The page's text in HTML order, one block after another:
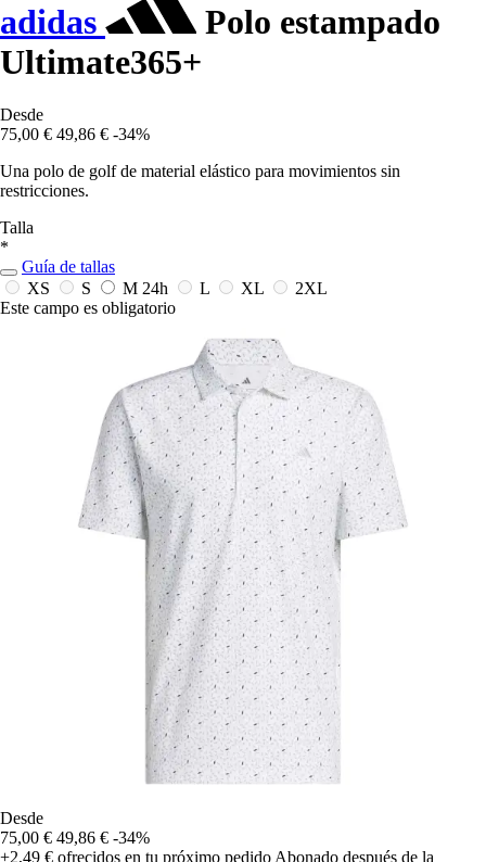
adidas
Polo estampado
Ultimate365+
Desde
75,00 € 49,86 € -34%
Una polo de golf de material elástico para movimientos sin
restricciones.
Talla
*
Guía de tallas
XS
S M 24h L XL
2XL
Este campo es obligatorio
Desde
75,00 € 49,86 € -34%
+2,49 € ofrecidos en tu próximo pedido Abonado después de la